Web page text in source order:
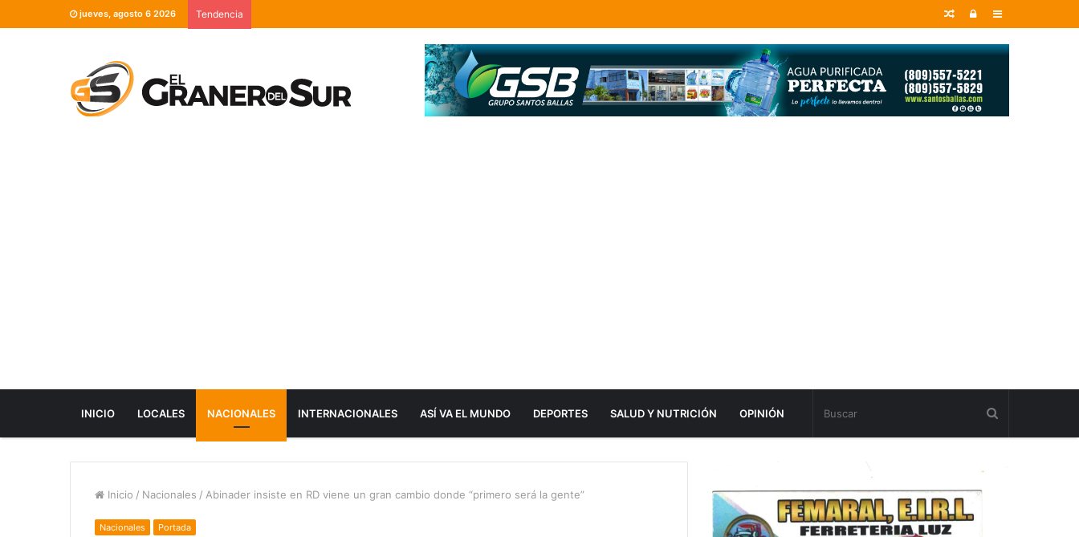
jueves, agosto 6 2026 Tendencia Sidebar
Entrar
Random
INICIO LOCALES NACIONALES INTERNACIONALES ASÍ VA EL MUNDO DEPORTES SALUD Y NUTRICIÓN OPINIÓN
Inicio / Nacionales / Abinader insiste en RD viene un gran cambio donde “primero será la gente”
Nacionales Portada